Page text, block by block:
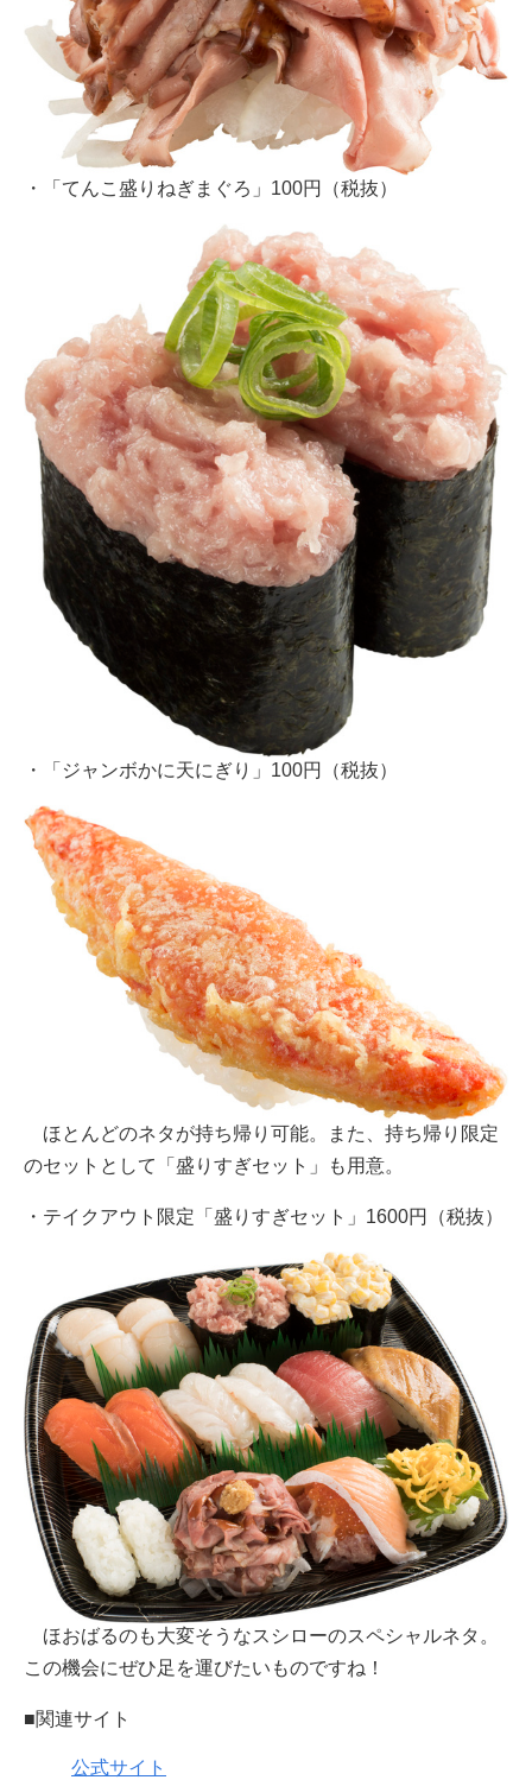
・「てんこ盛りねぎまぐろ」100円（税抜）
・「ジャンボかに天にぎり」100円（税抜）
ほとんどのネタが持ち帰り可能。また、持ち帰り限定
のセットとして「盛りすぎセット」も用意。
・テイクアウト限定「盛りすぎセット」1600円（税抜）
ほおばるのも大変そうなスシローのスペシャルネタ。
この機会にぜひ足を運びたいものですね！
■関連サイト
公式サイト